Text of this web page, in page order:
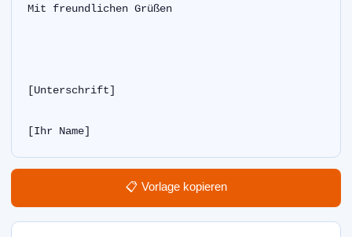
Mit freundlichen Grüßen
[Unterschrift]
[Ihr Name]
📋 Vorlage kopieren